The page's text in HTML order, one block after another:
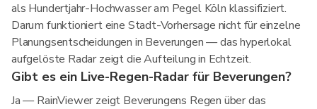
als Hundertjahr-Hochwasser am Pegel Köln klassifiziert.
Darum funktioniert eine Stadt-Vorhersage nicht für einzelne
Planungsentscheidungen in Beverungen — das hyperlokal
aufgelöste Radar zeigt die Aufteilung in Echtzeit.
Gibt es ein Live-Regen-Radar für Beverungen?
Ja — RainViewer zeigt Beverungens Regen über das